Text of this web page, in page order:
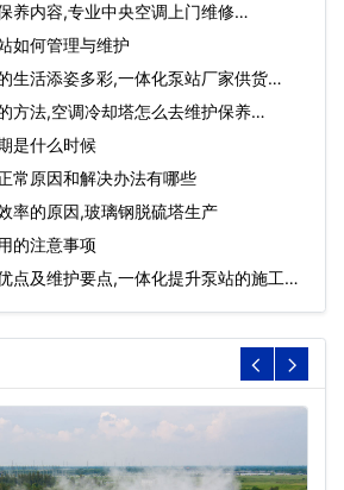
养内容,专业中央空调上门维修…
如何管理与维护
生活添姿多彩,一体化泵站厂家供货…
方法,空调冷却塔怎么去维护保养…
是什么时候
常原因和解决办法有哪些
率的原因,玻璃钢脱硫塔生产
的注意事项
点及维护要点,一体化提升泵站的施工流